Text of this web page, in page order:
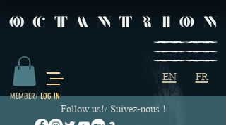
EN FR
Follow us!/ Suivez-nous !
MEMBER/LOG IN